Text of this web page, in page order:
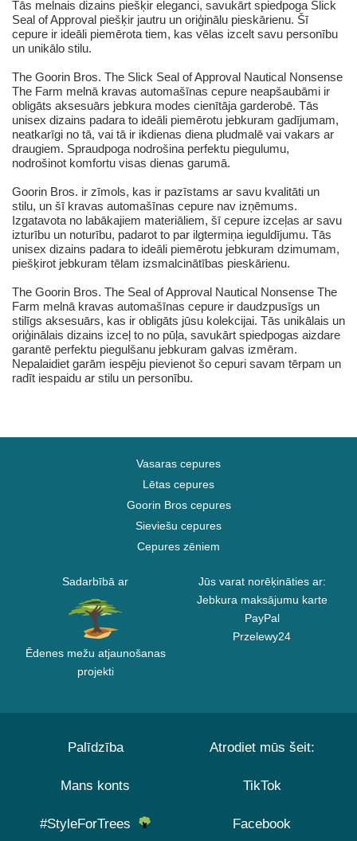
Tās melnais dizains piešķir eleganci, savukārt spiedpoga Slick
Seal of Approval piešķir jautru un oriģinālu pieskārienu. Šī
cepure ir ideāli piemērota tiem, kas vēlas izcelt savu personību
un unikālo stilu.
The Goorin Bros. The Slick Seal of Approval Nautical Nonsense
The Farm melnā kravas automašīnas cepure neapšaubāmi ir
obligāts aksesuārs jebkura modes cienītāja garderobē. Tās
unisex dizains padara to ideāli piemērotu jebkuram gadījumam,
neatkarīgi no tā, vai tā ir ikdienas diena pludmalē vai vakars ar
draugiem. Spraudpoga nodrošina perfektu piegulumu,
nodrošinot komfortu visas dienas garumā.
Goorin Bros. ir zīmols, kas ir pazīstams ar savu kvalitāti un
stilu, un šī kravas automašīnas cepure nav izņēmums.
Izgatavota no labākajiem materiāliem, šī cepure izceļas ar savu
izturību un noturību, padarot to par ilgtermiņa ieguldījumu. Tās
unisex dizains padara to ideāli piemērotu jebkuram dzimumam,
piešķirot jebkuram tēlam izsmalcinātības pieskārienu.
The Goorin Bros. The Seal of Approval Nautical Nonsense The
Farm melnā kravas automašīnas cepure ir daudzpusīgs un
stilīgs aksesuārs, kas ir obligāts jūsu kolekcijai. Tās unikālais un
oriģinālais dizains izceļ to no pūļa, savukārt spiedpogas aizdare
garantē perfektu piegulšanu jebkuram galvas izmēram.
Nepalaidiet garām iespēju pievienot šo cepuri savam tērpam un
radīt iespaidu ar stilu un personību.
Vasaras cepures
Lētas cepures
Goorin Bros cepures
Sieviešu cepures
Cepures zēniem
Sadarbībā ar
Ēdenes mežu atjaunošanas
projekti
Jūs varat norēķināties ar:
Jebkura maksājumu karte
PayPal
Przelewy24
Palīdzība
Mans konts
#StyleForTrees
Atrodiet mūs šeit:
TikTok
Facebook